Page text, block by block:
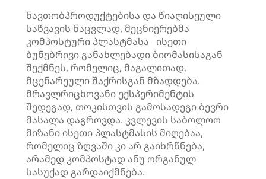
ნავთობპროდუქტებისა და წიაღისეული
საწვავის ნაცვლად, მეცნიერებმა
კომპოსტური პლასტმასა ისეთი
ბუნებრივი განახლებადი ბიომასისაგან
შექმნეს, რომელიც, მაგალითად,
მცენარეული შაქრისგან მზადდება.
მრავლრიცხოვანი ექსპერიმენტის
შედეგად, თოკისთვის გამოსადეგი ბევრი
მასალა დაგროვდა. კვლევის საბოლოო
მიზანი ისეთი პლასტმასის მიღებაა,
რომელიც ზღვაში კი არ გაიხრწნება,
არამედ კომპოსტად ანუ ორგანულ
სასუქად გარდაიქმნება.